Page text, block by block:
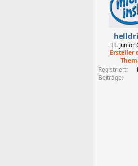
Lt. Junior
Ersteller
Registriert
Beiträge